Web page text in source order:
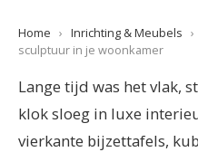
Home › Inrichting & Meubels ›
sculptuur in je woonkamer
Lange tijd was het vlak,
klok sloeg in luxe
vierkante bijzettafels,